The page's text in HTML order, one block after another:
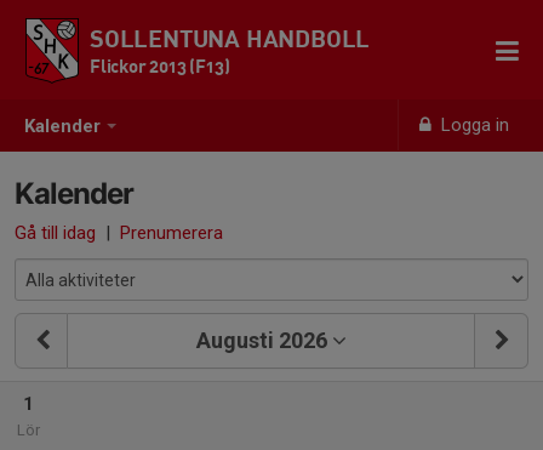
Kalender Logga in
SOLLENTUNA HANDBOLL
Flickor 2013 (F13)
Kalender
Gå till idag | Prenumerera
Augusti 2026
1
Lör